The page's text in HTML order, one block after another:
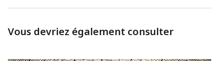
Vous devriez également consulter